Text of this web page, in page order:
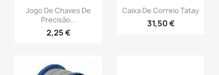
Jogo De Chaves De
Precisão...
2,25 €
Caixa De Correio Tatay
31,50 €